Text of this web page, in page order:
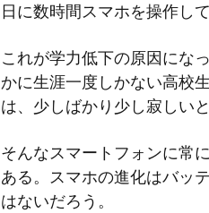
日に数時間スマホを操作し
これが学力低下の原因にな
かに生涯一度しかない高校
は、少しばかり少し寂しい
そんなスマートフォンに常
ある。スマホの進化はバッ
はないだろう。